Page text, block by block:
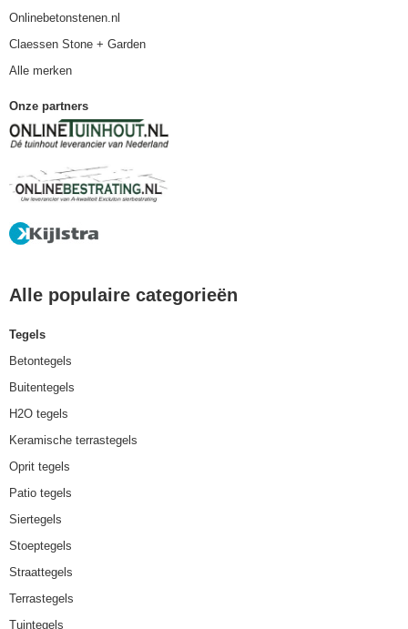
Onlinebetonstenen.nl
Claessen Stone + Garden
Alle merken
Onze partners
Alle populaire categorieën
Tegels
Betontegels
Buitentegels
H2O tegels
Keramische terrastegels
Oprit tegels
Patio tegels
Siertegels
Stoeptegels
Straattegels
Terrastegels
Tuintegels